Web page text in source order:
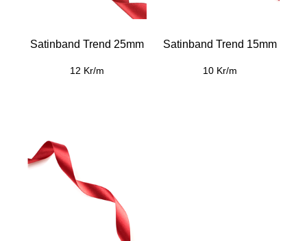
Satinband Trend 25mm
12 Kr/m
Satinband Trend 15mm
10 Kr/m